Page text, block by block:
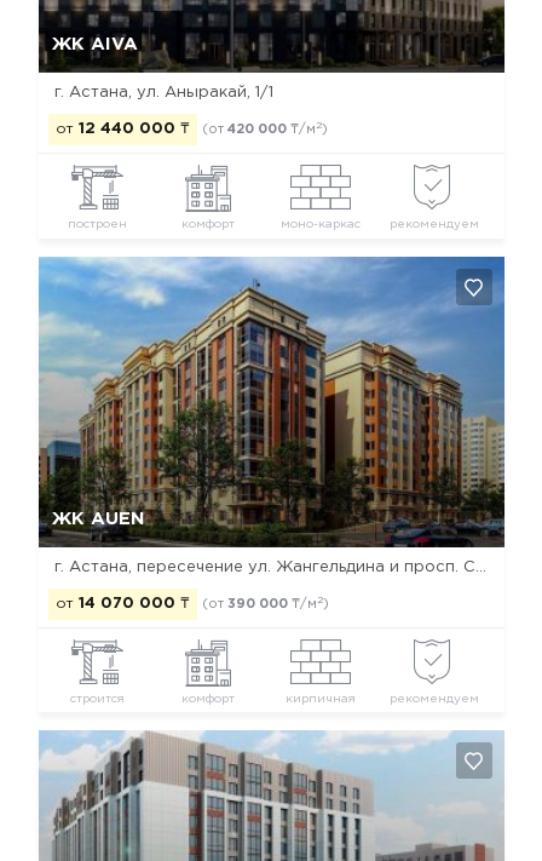
ЖК AIVA
г. Астана, ул. Аныракай, 1/1
от 12 440 000 ₸ (от 420 000 ₸/м 2)
построен комфорт моно-каркас рекомендуем
ЖК AUEN
от 14 070 000 ₸ (от 390 000 ₸/м 2)
строится комфорт кирпичная рекомендуем
Да, удалить Отмена